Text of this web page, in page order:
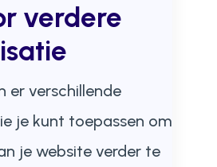
verdere
er verschillende
je kunt toepassen om
je website verder te